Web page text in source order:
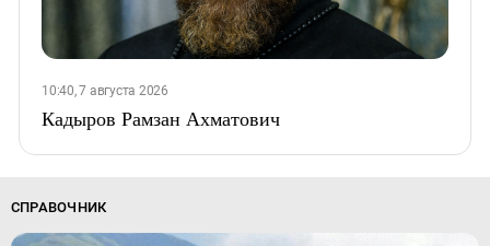
10:40, 7 августа 2026
Кадыров Рамзан Ахматович
СПРАВОЧНИК